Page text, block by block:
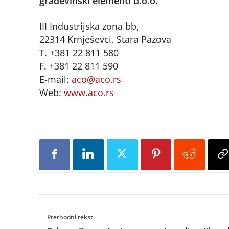
III Industrijska zona bb,
22314 Krnješevci, Stara Pazova
T. +381 22 811 580
F. +381 22 811 590
E-mail: aco@aco.rs
Web: www.aco.rs
Prethodni tekst